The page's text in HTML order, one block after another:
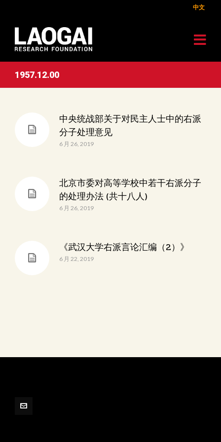
中文
1957.12.00
中央统战部关于对民主人士中的右派
分子处理意见
6 月 26, 2019
北京市委对高等学校中若干右派分子
的处理办法 (共十八人)
6 月 26, 2019
《武汉大学右派言论汇编（2）》
6 月 22, 2019